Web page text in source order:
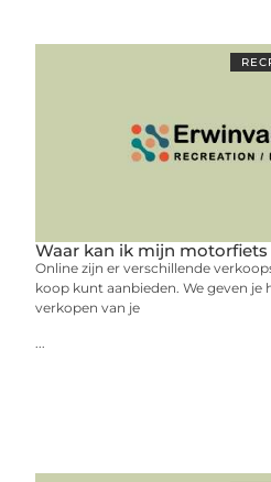
Waar kan ik mijn motorfiets
Online zijn er verschillende
koop kunt aanbieden. We geven je
verkopen van je